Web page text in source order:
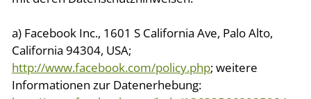
a) Facebook Inc., 1601 S California Ave, Palo Alto,
California 94304, USA;
http://www.facebook.com/policy.php; weitere
Informationen zur Datenerhebung: